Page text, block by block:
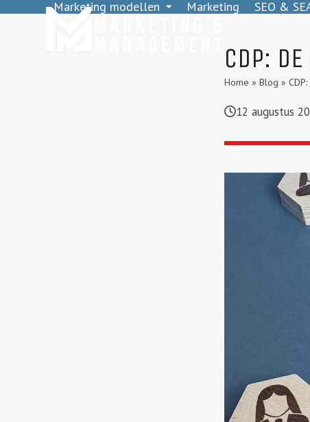
Marketing modellen Marketing SEO &
CDP:
Home »Blog »
12 augustus